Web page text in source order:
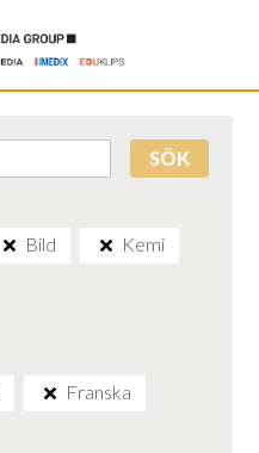
SÖK
Bild
Kemi
Franska